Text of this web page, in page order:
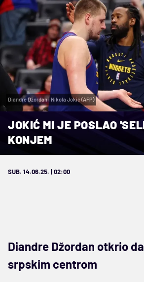
Diandre Džordan i Nikola Jokić (AFP)
JOKIĆ MI JE POSLAO
KONJEM
SUB. 14.06.25. | 02:00
Diandre Džordan otkrio
srpskim centrom